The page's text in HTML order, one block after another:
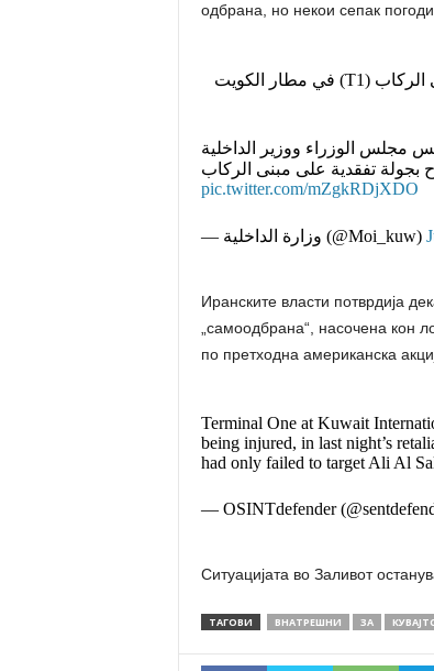
одбрана, но некои сепак
معالي النائب الأول لرئيس مجلس الوزراء ووزير الداخلية يتفقد مبنى الركاب (T1) في مطار الكويت
مجلس الوزراء ووزير الداخلية
pic.twitter.com/mZgkRDjXDO
— وزارة الداخلية (@Moi_kuw)
Иранските власти потврдија
„самоодбрана“, насочена кон
по претходна американска
Terminal One at Kuwait
being injured, in last night’s
had only failed to target Ali Al
— OSINTdefender
Ситуацијата во Заливот
ТАГОВИ ВНАТРЕШНИ ЗА